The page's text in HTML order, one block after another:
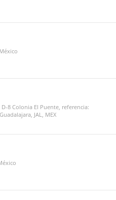
8 Colonia El Puente, referencia:
JAL, MEX